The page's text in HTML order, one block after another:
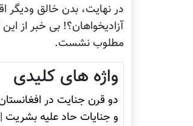
در نهايت، بدن خالق ودیگر
آزاديخواهان؟! بی خبر از
مطلوب نشست.
واژه های کلیدی
دو قرن جنایت در
و جنایات حاد علیه بشریت |